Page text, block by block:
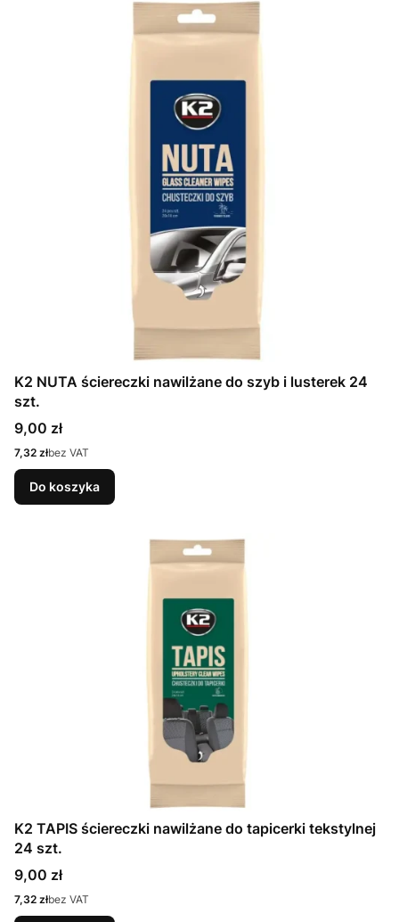
K2 NUTA ściereczki nawilżane do szyb i lusterek 24
szt.
Cena
9,00 zł
Cena
7,32 złbez VAT
Do koszyka
K2 TAPIS ściereczki nawilżane do tapicerki tekstylnej
24 szt.
Cena
9,00 zł
Cena
7,32 złbez VAT